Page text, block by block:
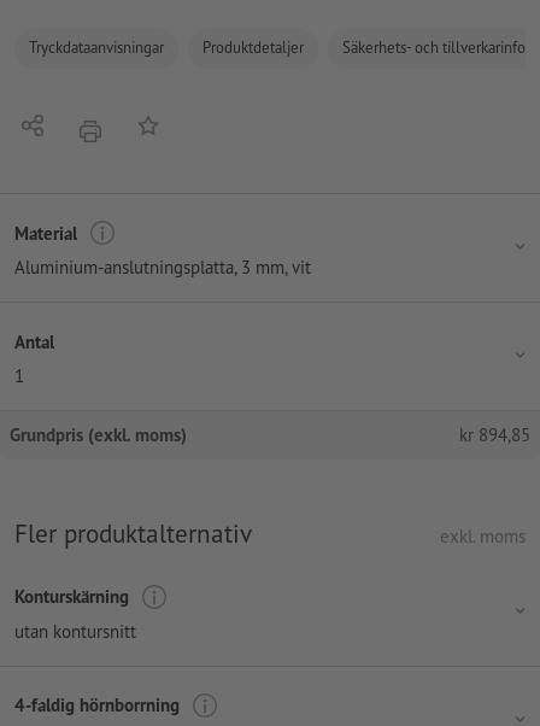
Tryckdataanvisningar Produktdetaljer Säkerhets- och
Dela erbjudandePå anteckningslistan
Material
Aluminium-anslutningsplatta, 3 mm, vit
Antal
1
Grundpris (exkl. moms) kr 894,85
Fler produktalternativ exkl. moms
Konturskärning
utan kontursnitt
4-faldig hörnborrning